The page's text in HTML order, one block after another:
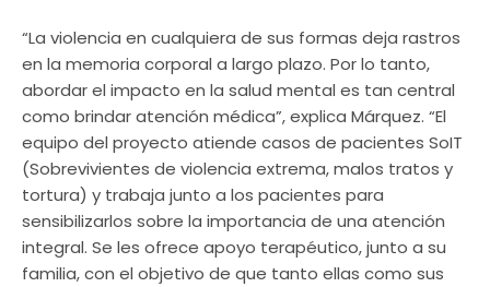
“La violencia en cualquiera de sus formas deja rastros
en la memoria corporal a largo plazo. Por lo tanto,
abordar el impacto en la salud mental es tan central
como brindar atención médica”, explica Márquez. “El
equipo del proyecto atiende casos de pacientes SoIT
(Sobrevivientes de violencia extrema, malos tratos y
tortura) y trabaja junto a los pacientes para
sensibilizarlos sobre la importancia de una atención
integral. Se les ofrece apoyo terapéutico, junto a su
familia, con el objetivo de que tanto ellas como sus